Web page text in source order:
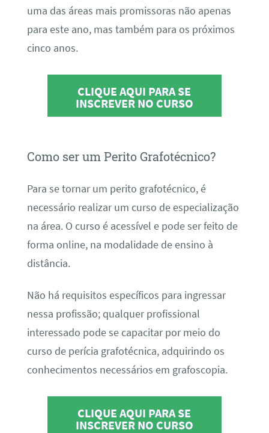
uma das áreas mais promissoras não apenas
para este ano, mas também para os próximos
cinco anos.
CLIQUE AQUI PARA SE
INSCREVER NO CURSO
Como ser um Perito Grafotécnico?
Para se tornar um perito grafotécnico, é
necessário realizar um curso de especialização
na área. O curso é acessível e pode ser feito de
forma online, na modalidade de ensino à
distância.
Não há requisitos específicos para ingressar
nessa profissão; qualquer profissional
interessado pode se capacitar por meio do
curso de perícia grafotécnica, adquirindo os
conhecimentos necessários em grafoscopia.
CLIQUE AQUI PARA SE
INSCREVER NO CURSO